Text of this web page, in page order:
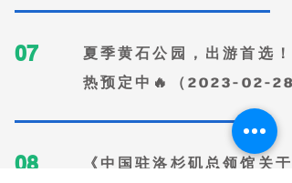
07
夏季黄石公园，出游首选！
热预定中🔥（2023-02-28
08
《中国驻洛杉矶总领馆关于